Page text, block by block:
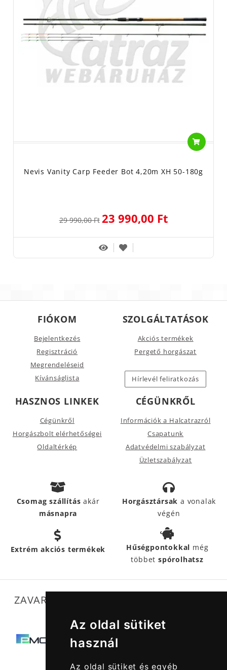
Az oldal sütiket
használ
Az oldal sütiket és egyéb
Nevis Vanity Carp Feeder Bot 4,20m XH 50-180g
29 990,00 Ft 23 990,00 Ft
FIÓKOM
Bejelentkezés
Regisztráció
Megrendeléseid
Kívánságlista
SZOLGÁLTATÁSOK
Akciós termékek
Pergető horgászat
Hírlevél feliratkozás
HASZNOS LINKEK
Cégünkről
Horgászbolt elérhetőségei
Oldaltérkép
CÉGÜNKRŐL
Információk a Halcatrazról
Csapatunk
Adatvédelmi szabályzat
Üzletszabályzat
Csomag szállításakár
másnapra
Horgásztársak a vonalak
végén
Extrém akciós termékek Hűségpontokkal még
többetspórolhatsz
ZAVARTALAN MŰKÖDÉSÜNKET SEGÍTIK